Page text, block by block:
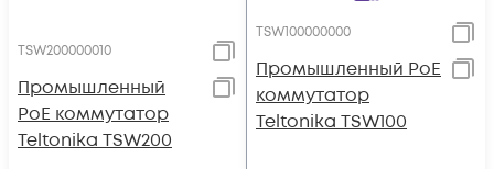
TSW200000010
Промышленный
PoE коммутатор
Teltonika TSW200
TSW100000000
Промышленный PoE
коммутатор
Teltonika TSW100